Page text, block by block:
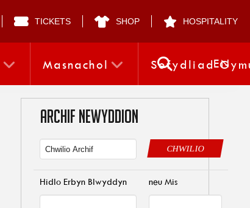
TICKETS SHOP HOSPITALITY
Masnachol SefydliadEN
ARCHIF NEWYDDION
CHWILIO
Hidlo Erbyn Blwyddyn neu Mis